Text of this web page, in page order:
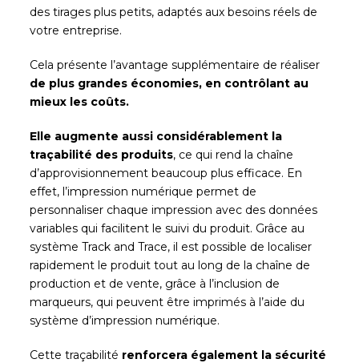
des tirages plus petits, adaptés aux besoins réels de
votre entreprise.
Cela présente l’avantage supplémentaire de réaliser
de plus grandes économies, en contrôlant au
mieux les coûts.
Elle augmente aussi considérablement la
traçabilité des produits, ce qui rend la chaîne
d’approvisionnement beaucoup plus efficace. En
effet, l’impression numérique permet de
personnaliser chaque impression avec des données
variables qui facilitent le suivi du produit. Grâce au
système Track and Trace, il est possible de localiser
rapidement le produit tout au long de la chaîne de
production et de vente, grâce à l’inclusion de
marqueurs, qui peuvent être imprimés à l’aide du
système d’impression numérique.
Cette traçabilité renforcera également la sécurité